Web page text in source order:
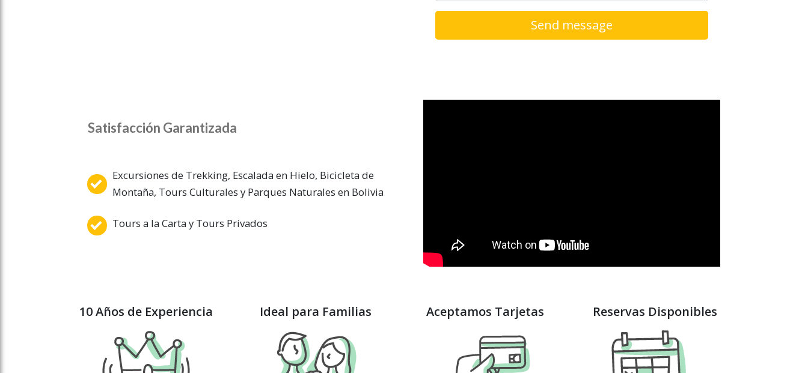
Satisfacción Garantizada
Excursiones de Trekking, Escalada en Hielo, Bicicleta de
Montaña, Tours Culturales y Parques Naturales en Bolivia
Tours a la Carta y Tours Privados
10 Años de Experiencia Ideal para Familias Aceptamos Tarjetas Reservas Disponibles